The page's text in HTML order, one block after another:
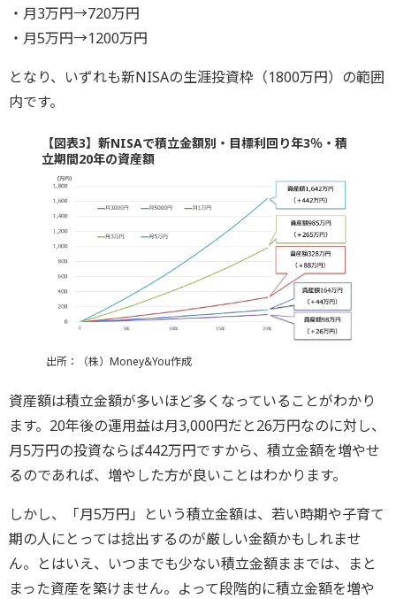
・月3万円→720万円
・月5万円→1200万円
となり、いずれも新NISAの生涯投資枠（1800万円）の範囲
内です。
【図表3】新NISAで積立金額別・目標利回り年3％・積
立期間20年の資産額
出所：（株）Money&You作成
資産額は積立金額が多いほど多くなっていることがわかり
ます。20年後の運用益は月3,000円だと26万円なのに対し、
月5万円の投資ならば442万円ですから、積立金額を増やせ
るのであれば、増やした方が良いことはわかります。
しかし、「月5万円」という積立金額は、若い時期や子育て
期の人にとっては捻出するのが厳しい金額かもしれませ
ん。とはいえ、いつまでも少ない積立金額ままでは、まと
まった資産を築けません。よって段階的に積立金額を増や